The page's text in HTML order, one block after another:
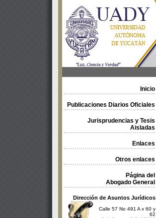
Inicio
Publicaciones Diarios Oficiales
Jurisprudencias y Tesis
Aisladas
Enlaces
Otros enlaces
Página del
Abogado General
Dirección de Asuntos Jurídicos
Calle 57 No 491 A x 60 y
62